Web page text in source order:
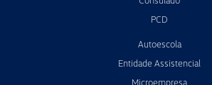
PCD
Autoescola
Entidade Assistencial
Microempresa